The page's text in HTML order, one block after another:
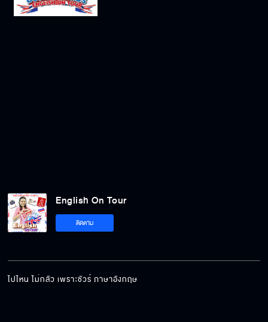
English On Tour
ติดตาม
ไปไหน ไม่กลัว เพราะชัวร์ ภาษาอังกฤษ